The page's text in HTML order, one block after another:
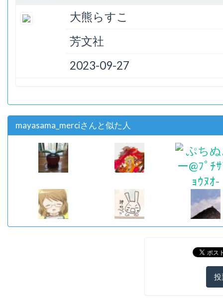
大熊らすこ
芳文社
2023-09-27
mayasama_merciさんと似た人
投